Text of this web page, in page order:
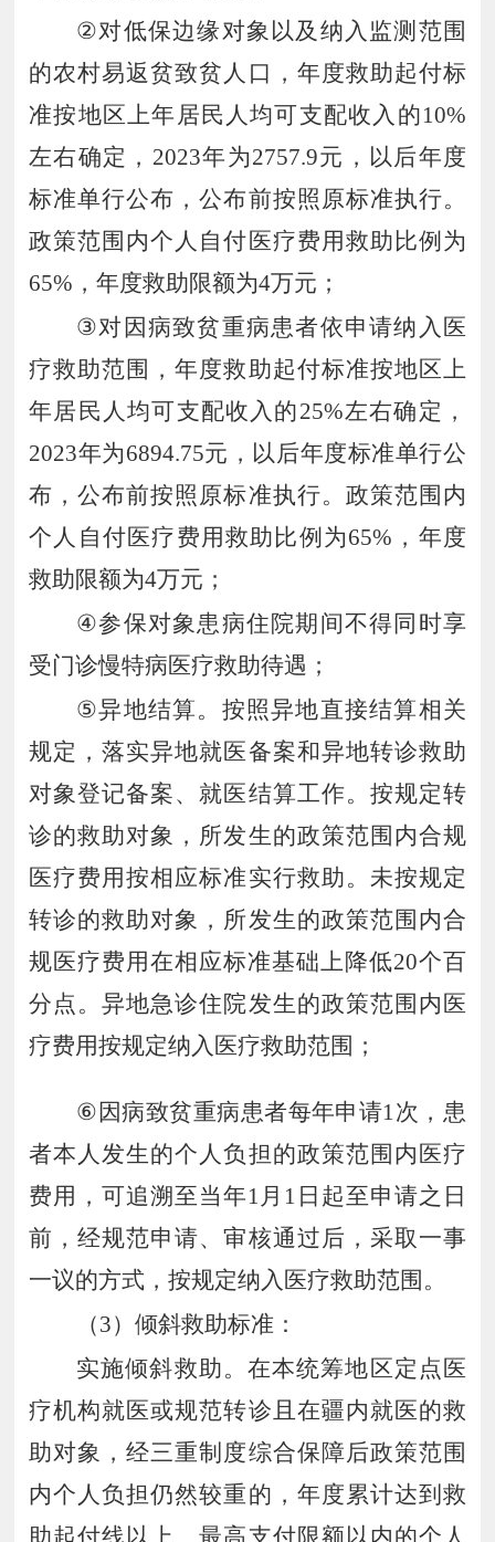
②对低保边缘对象以及纳入监测范围
的农村易返贫致贫人口，年度救助起付标
准按地区上年居民人均可支配收入的10%
左右确定， 2023年为2757.9元，以后年度
标准单行公布，公布前按照原标准执行。
政策范围内个人自付医疗费用救助比例为
65% ，年度救助限额为4万元；
③对因病致贫重病患者依申请纳入医
疗救助范围，年度救助起付标准按地区上
年居民人均可支配收入的25%左右确定，
2023年为6894.75元，以后年度标准单行公
布，公布前按照原标准执行。政策范围内
个人自付医疗费用救助比例为65% ，年度
救助限额为4万元；
④参保对象患病住院期间不得同时享
受门诊慢特病医疗救助待遇 ；
⑤异地结算。按照异地直接结算相关
规定，落实异地就医备案和异地转诊救助
对象登记备案、就医结算工作。按规定转
诊的救助对象，所发生的政策范围内合规
医疗费用按相应标准实行救助。未按规定
转诊的救助对象，所发生的政策范围内合
规医疗费用在相应标准基础上降低20个百
分点。异地急诊住院发生的政策范围内医
疗费用按规定纳入医疗救助范围 ；
⑥ 因病致贫重病患者每年申请1 次，患
者本人发生的个人负担的政策范围内医疗
费用，可追溯至当年1 月 1 日起至申请之日
前，经规范申请、审核通过后，采取一事
一议的方式，按规定纳入医疗救助范围。
（3）倾斜救助标准：
实施倾斜救助。在本统筹地区定点医
疗机构就医或规范转诊且在疆内就医的救
助对象，经三重制度综合保障后政策范围
内个人负担仍然较重的，年度累计达到救
助起付线以上、最高支付限额以内的个人